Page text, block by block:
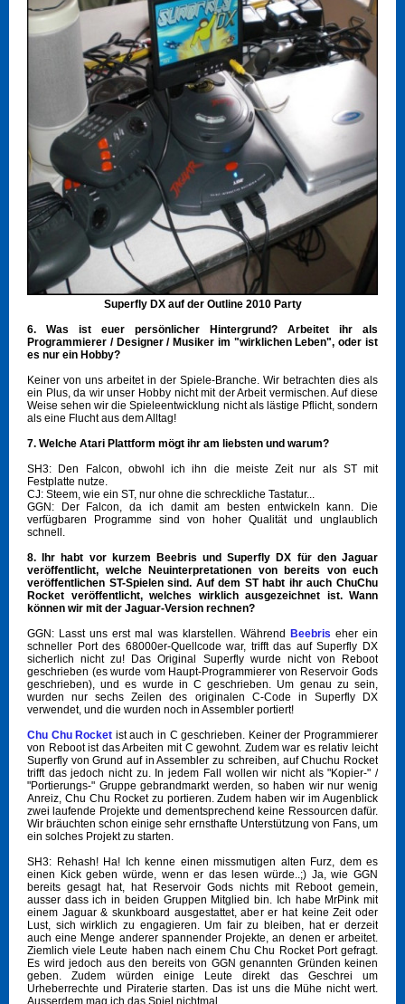
Superfly DX auf der Outline 2010 Party
6. Was ist euer persönlicher Hintergrund? Arbeitet ihr als
Programmierer / Designer / Musiker im "wirklichen Leben", oder ist
es nur ein Hobby?
Keiner von uns arbeitet in der Spiele-Branche. Wir betrachten dies als
ein Plus, da wir unser Hobby nicht mit der Arbeit vermischen. Auf diese
Weise sehen wir die Spieleentwicklung nicht als lästige Pflicht, sondern
als eine Flucht aus dem Alltag!
7. Welche Atari Plattform mögt ihr am liebsten und warum?
SH3: Den Falcon, obwohl ich ihn die meiste Zeit nur als ST mit
Festplatte nutze.
CJ: Steem, wie ein ST, nur ohne die schreckliche Tastatur...
GGN: Der Falcon, da ich damit am besten entwickeln kann. Die
verfügbaren Programme sind von hoher Qualität und unglaublich
schnell.
8. Ihr habt vor kurzem Beebris und Superfly DX für den Jaguar
veröffentlicht, welche Neuinterpretationen von bereits von euch
veröffentlichen ST-Spielen sind. Auf dem ST habt ihr auch ChuChu
Rocket veröffentlicht, welches wirklich ausgezeichnet ist. Wann
können wir mit der Jaguar-Version rechnen?
GGN: Lasst uns erst mal was klarstellen. Während
Beebris eher ein
schneller Port des 68000er-Quellcode war, trifft das auf Superfly DX
sicherlich nicht zu! Das Original Superfly wurde nicht von Reboot
geschrieben (es wurde vom Haupt-Programmierer von Reservoir Gods
geschrieben), und es wurde in C geschrieben. Um genau zu sein,
wurden nur sechs Zeilen des originalen C-Code in Superfly DX
verwendet, und die wurden noch in Assembler portiert!
Chu Chu Rocket ist auch in C geschrieben. Keiner der Programmierer
von Reboot ist das Arbeiten mit C gewohnt. Zudem war es relativ leicht
Superfly von Grund auf in Assembler zu schreiben, auf Chuchu Rocket
trifft das jedoch nicht zu. In jedem Fall wollen wir nicht als "Kopier-" /
"Portierungs-" Gruppe gebrandmarkt werden, so haben wir nur wenig
Anreiz, Chu Chu Rocket zu portieren. Zudem haben wir im Augenblick
zwei laufende Projekte und dementsprechend keine Ressourcen dafür.
Wir bräuchten schon einige sehr ernsthafte Unterstützung von Fans, um
ein solches Projekt zu starten.
SH3: Rehash! Ha! Ich kenne einen missmutigen alten Furz, dem es
einen Kick geben würde, wenn er das lesen würde..;) Ja, wie GGN
bereits gesagt hat, hat Reservoir Gods nichts mit Reboot gemein,
ausser dass ich in beiden Gruppen Mitglied bin. Ich habe MrPink mit
einem Jaguar & skunkboard ausgestattet, aber er hat keine Zeit oder
Lust, sich wirklich zu engagieren. Um fair zu bleiben, hat er derzeit
auch eine Menge anderer spannender Projekte, an denen er arbeitet.
Ziemlich viele Leute haben nach einem Chu Chu Rocket Port gefragt.
Es wird jedoch aus den bereits von GGN genannten Gründen keinen
geben. Zudem würden einige Leute direkt das Geschrei um
Urheberrechte und Piraterie starten. Das ist uns die Mühe nicht wert.